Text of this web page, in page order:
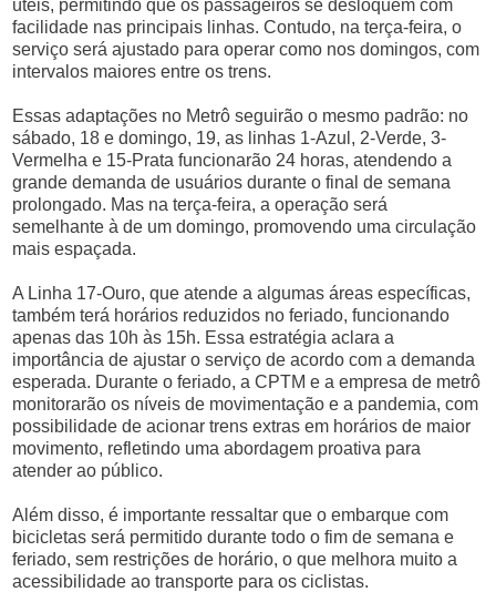
úteis, permitindo que os passageiros se desloquem com
facilidade nas principais linhas. Contudo, na terça-feira, o
serviço será ajustado para operar como nos domingos, com
intervalos maiores entre os trens.
Essas adaptações no Metrô seguirão o mesmo padrão: no
sábado, 18 e domingo, 19, as linhas 1-Azul, 2-Verde, 3-
Vermelha e 15-Prata funcionarão 24 horas, atendendo a
grande demanda de usuários durante o final de semana
prolongado. Mas na terça-feira, a operação será
semelhante à de um domingo, promovendo uma circulação
mais espaçada.
A Linha 17-Ouro, que atende a algumas áreas específicas,
também terá horários reduzidos no feriado, funcionando
apenas das 10h às 15h. Essa estratégia aclara a
importância de ajustar o serviço de acordo com a demanda
esperada. Durante o feriado, a CPTM e a empresa de metrô
monitorarão os níveis de movimentação e a pandemia, com
possibilidade de acionar trens extras em horários de maior
movimento, refletindo uma abordagem proativa para
atender ao público.
Além disso, é importante ressaltar que o embarque com
bicicletas será permitido durante todo o fim de semana e
feriado, sem restrições de horário, o que melhora muito a
acessibilidade ao transporte para os ciclistas.